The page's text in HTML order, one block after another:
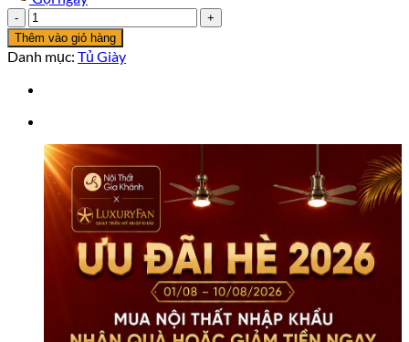
Tủ
Giày
1m4
Hiện
Đại
số
lượng
Thêm vào giỏ hàng
Danh mục: Tủ Giày